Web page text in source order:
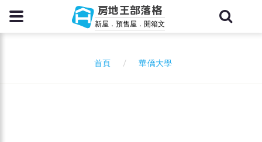
房地王部落格
新屋．預售屋．開箱文
首頁 華僑大學